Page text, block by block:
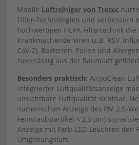
Mobile Luftreiniger von Trotec
Filter-Technologien und verbessern
hochwertigen HEPA-Filtertechnik die
Krankmachende Viren (z.B. RSV,
CoV-2), Bakterien, Pollen und
zuverlässig aus der Raumluft
Besonders praktisch: AirgoClean-
integrierter Luftqualitätsanzeige
unsichtbare Luftqualität sichtbar.
numerischen Anzeige des PM 2.5-
Feinstaubpartikel < 2,5 µm)
Anzeige mit Farb-LED-Leuchten den
Umgebungsluft.